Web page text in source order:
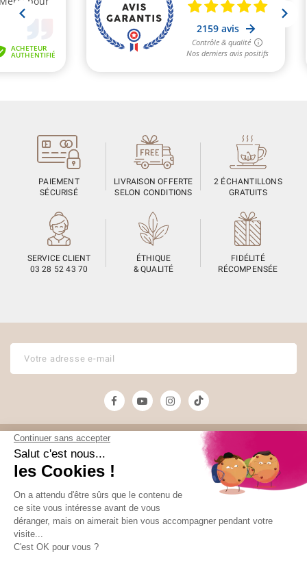
PAIEMENT
SÉCURISÉ
LIVRAISON OFFERTE
SELON CONDITIONS
2 ÉCHANTILLONS
GRATUITS
SERVICE CLIENT
03 28 52 43 70
ÉTHIQUE
& QUALITÉ
FIDÉLITÉ
RÉCOMPENSÉE
Unami
Thé
Commander
Livraison